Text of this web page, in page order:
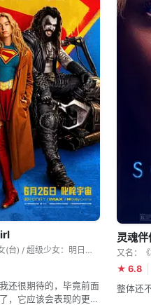
又名：超女(港) / 超少女(台) / 超级少女：明日之女 / 超级女孩： 明日之姝 / Supergirl: Woman of Tomorrow
还很期待的，毕竟前面
，它应该会表现的更好
灵魂
又名：
★ 6.8
整体还